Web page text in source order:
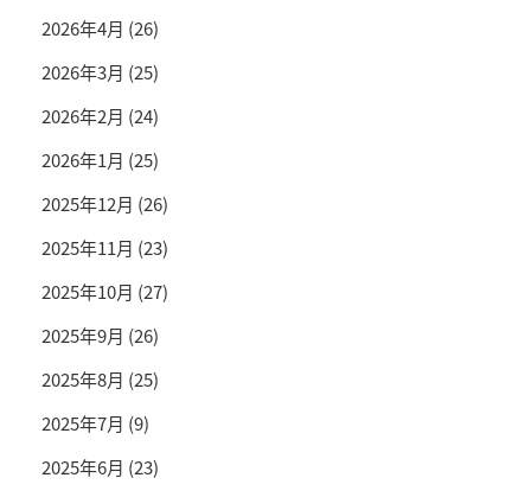
2026年4月 (26)
2026年3月 (25)
2026年2月 (24)
2026年1月 (25)
2025年12月 (26)
2025年11月 (23)
2025年10月 (27)
2025年9月 (26)
2025年8月 (25)
2025年7月 (9)
2025年6月 (23)